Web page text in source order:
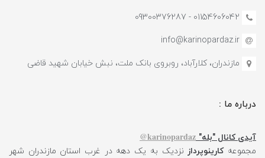
01154606042 - 09300376287
info@karinopardaz.ir
مازندران، کلارآباد، روبروی بانک ملت، نبش خیابان شهید قاضی
درباره ما :
آیدی کانال "بله" karinopardaz@
مجموعهکارینوپرداز نزدیک به یک دهه در غرب استان مازندران شهر